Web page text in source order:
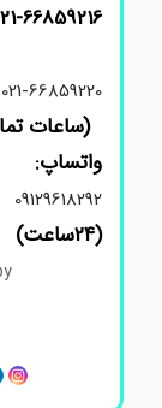
021-66859216
021-66859220
(ساعات تماس:8.30 الی
واتساپ:
09129618292
by